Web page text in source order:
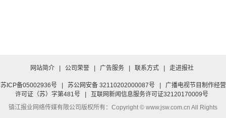
网站简介 | 公司荣誉 | 广告服务 | 联系方式 | 走进报社
苏ICP备05002936号 | 苏公网安备 32110202000087号 |
广播电视节目制作经营
许可证（苏）字第481号
|
互联网新闻信息服务许可证32120170009号
镇江报业网络传媒有限公司版权所有：Copyright © www.jsw.com.cn All Rights